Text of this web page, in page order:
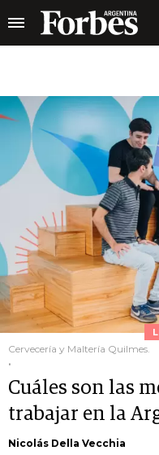
Cervecería y Maltería Quilmes.
.
Cuáles son las
trabajar en la
Nicolás Della Vecchia